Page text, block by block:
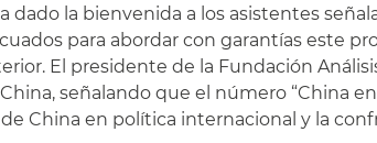
la bienvenida a los asistentes
para abordar con garantías este
El presidente de la Fundación
señalando que el número “China
China en política internacional y la